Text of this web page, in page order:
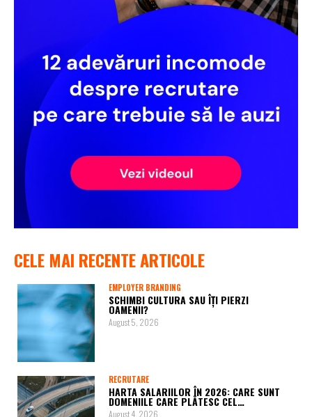
CELE MAI RECENTE ARTICOLE
EMPLOYER BRANDING
SCHIMBI CULTURA SAU ÎȚI PIERZI
OAMENII?
August 5, 2026
RECRUTARE
HARTA SALARIILOR ÎN 2026: CARE SUNT
DOMENIILE CARE PLĂTESC CEL…
August 4, 2026